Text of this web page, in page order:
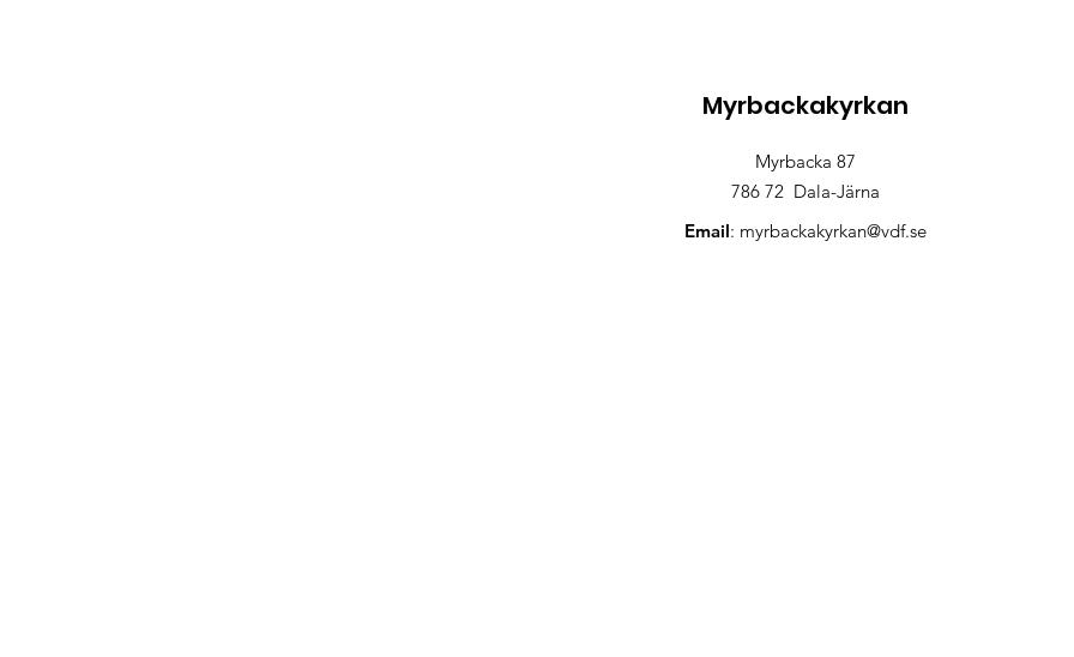
Myrbackakyrkan
Email: myrbackakyrkan@vdf.se
Myrbacka 87
786 72 Dala-Järna